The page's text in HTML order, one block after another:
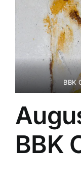
BBK
BBK